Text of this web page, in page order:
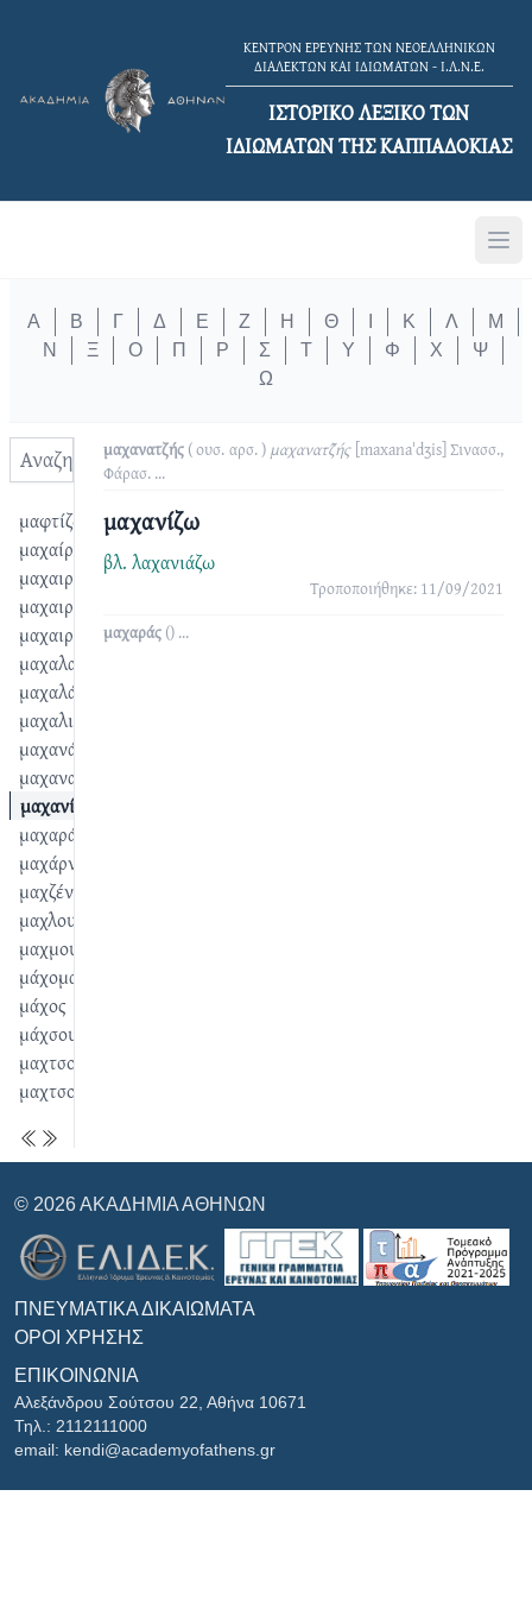
ΚΕΝΤΡΟΝ ΕΡΕΥΝΗΣ ΤΩΝ ΝΕΟΕΛΛΗΝΙΚΩΝ
ΔΙΑΛΕΚΤΩΝ ΚΑΙ ΙΔΙΩΜΑΤΩΝ - Ι.Λ.Ν.Ε.
ΙΣΤΟΡΙΚΟ ΛΕΞΙΚΟ TΩΝ
ΙΔΙΩΜΑΤΩΝ ΤΗΣ ΚΑΠΠΑΔΟΚΙΑΣ
Α Β Γ Δ Ε Ζ Η Θ Κ Λ
Μ
Ν
Ξ Ο Π Ρ Σ Τ Υ Φ Χ
Ψ
Ω
μαφτίζω
μαχαίρι
μαχαιριά
μαχαιριάρης
μαχαιρώνω
μαχαλαΐτης
μαχαλάς
μαχαλιώτης
μαχανάς
μαχανατζής
μαχανίζω
μαχαράς
μαχάρνα
μαχζένι
μαχλουκάτι
μαχμουντιές
μάχομαι
μάχος
μάχσους
μαχτσούμι
μαχτσουμόκκο
μαχανατζής ( ουσ. αρσ. ) μαχανατζ̑ής [maxanaˈdʒis] Σινασσ.,
Φάρασ. ...
μαχανίζω
βλ. λαχανιάζω
Τροποποιήθηκε: 11/09/2021
μαχαράς () ...
© 2026 ΑΚΑΔΗΜΊΑ ΑΘΗΝΏΝ
ΠΝΕΥΜΑΤΙΚΆ ΔΙΚΑΙΏΜΑΤΑ
ΌΡΟΙ ΧΡΉΣΗΣ
ΕΠΙΚΟΙΝΩΝΊΑ
Αλεξάνδρου Σούτσου 22, Αθήνα 10671
Τηλ.: 2112111000
email: kendi@academyofathens.gr